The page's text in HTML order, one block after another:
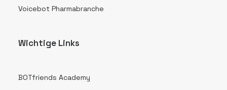
Voicebot Pharmabranche
Wichtige Links
BOTfriends Academy